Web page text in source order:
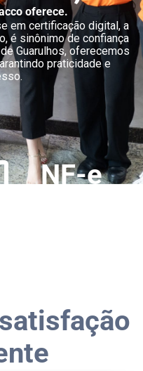
oferece.
em certificação digital, a
é sinônimo de confiança
Guarulhos, oferecemos
praticidade e
NF-e